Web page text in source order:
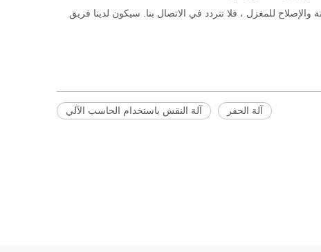
للمغزل ، فلا تتردد في الاتصال بنا. سيكون لدينا فريق
آلة النقش باستخدام الحاسب الآلي آلة الحفر